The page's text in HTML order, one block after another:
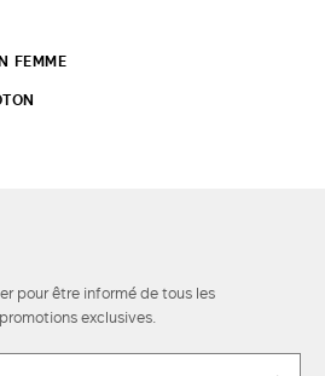
FEMME
pour être informé de tous les
exclusives.